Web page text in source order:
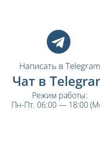
Написать в Telegram
Чат в
Режим работы:
Пн-Пт. 06:00 — 18:00